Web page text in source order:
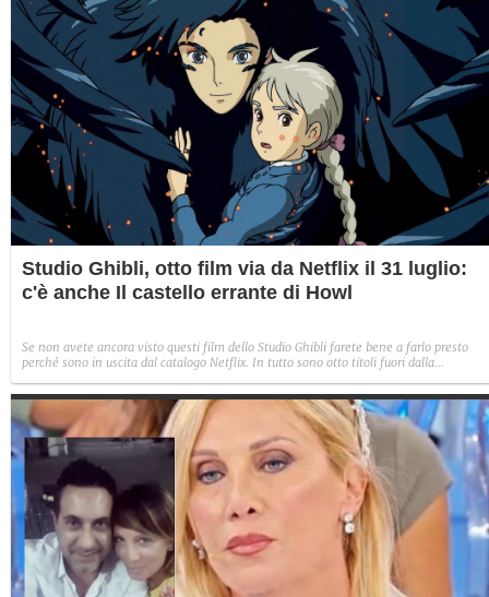
Studio Ghibli, otto film via da Netflix il 31 luglio:
c'è anche Il castello errante di Howl
Se non avete ancora visto questi film dello Studio Ghibli farete bene a farlo presto
perché sono in uscita dal catalogo Netflix. In tutto sono otto titoli fuori dalla